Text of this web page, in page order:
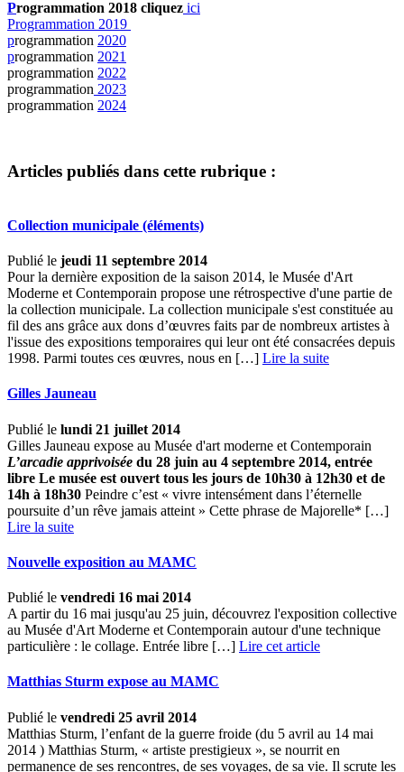
Programmation 2018 cliquez ici
Programmation 2019
programmation 2020
programmation 2021
programmation 2022
programmation 2023
programmation 2024
Articles publiés dans cette rubrique :
Collection municipale (éléments)
Publié le jeudi 11 septembre 2014
Pour la dernière exposition de la saison 2014, le Musée d'Art
Moderne et Contemporain propose une rétrospective d'une partie de
la collection municipale. La collection municipale s'est constituée au
fil des ans grâce aux dons d’œuvres faits par de nombreux artistes à
l'issue des expositions temporaires qui leur ont été consacrées depuis
1998. Parmi toutes ces œuvres, nous en […] ­ Lire la suite
Gilles Jauneau
Publié le lundi 21 juillet 2014
Gilles Jauneau expose au Musée d'art moderne et Contemporain
L’arcadie apprivoisée du 28 juin au 4 septembre 2014, entrée
libre Le musée est ouvert tous les jours de 10h30 à 12h30 et de
14h à 18h30 Peindre c’est « vivre intensément dans l’éternelle
poursuite d’un rêve jamais atteint » Cette phrase de Majorelle* […] ­
Lire la suite
Nouvelle exposition au MAMC
Publié le vendredi 16 mai 2014
A partir du 16 mai jusqu'au 25 juin, découvrez l'exposition collective
au Musée d'Art Moderne et Contemporain autour d'une technique
particulière : le collage. Entrée libre […] Lire cet article
Matthias Sturm expose au MAMC
Publié le vendredi 25 avril 2014
Matthias Sturm, l’enfant de la guerre froide (du 5 avril au 14 mai
2014 ) Matthias Sturm, « artiste prestigieux », se nourrit en
permanence de ses rencontres, de ses voyages, de sa vie. Il scrute les